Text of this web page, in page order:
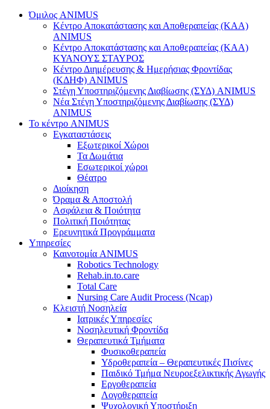
Όμιλος ANIMUS
Κέντρο Αποκατάστασης και Αποθεραπείας (ΚΑΑ)
ANIMUS
Κέντρο Αποκατάστασης και Αποθεραπείας (ΚΑΑ)
ΚΥΑΝΟΥΣ ΣΤΑΥΡΟΣ
Κέντρο Διημέρευσης & Ημερήσιας Φροντίδας
(ΚΔΗΦ) ANIMUS
Στέγη Υποστηριζόμενης Διαβίωσης (ΣΥΔ) ANIMUS
Νέα Στέγη Υποστηριζόμενης Διαβίωσης (ΣΥΔ)
ANIMUS
Το κέντρο ANIMUS
Εγκαταστάσεις
Εξωτερικοί Χώροι
Τα Δωμάτια
Εσωτερικοί χώροι
Θέατρο
Διοίκηση
Όραμα & Αποστολή
Ασφάλεια & Ποιότητα
Πολιτική Ποιότητας
Ερευνητικά Προγράμματα
Υπηρεσίες
Καινοτομία ANIMUS
Robotics Technology
Rehab.in.to.care
Total Care
Nursing Care Audit Process (Ncap)
Κλειστή Νοσηλεία
Ιατρικές Υπηρεσίες
Νοσηλευτική Φροντίδα
Θεραπευτικά Τμήματα
Φυσικοθεραπεία
Υδροθεραπεία – Θεραπευτικές Πισίνες
Παιδικό Τμήμα Νευροεξελικτικής Αγωγής
Εργοθεραπεία
Λογοθεραπεία
Ψυχολογική Υποστήριξη